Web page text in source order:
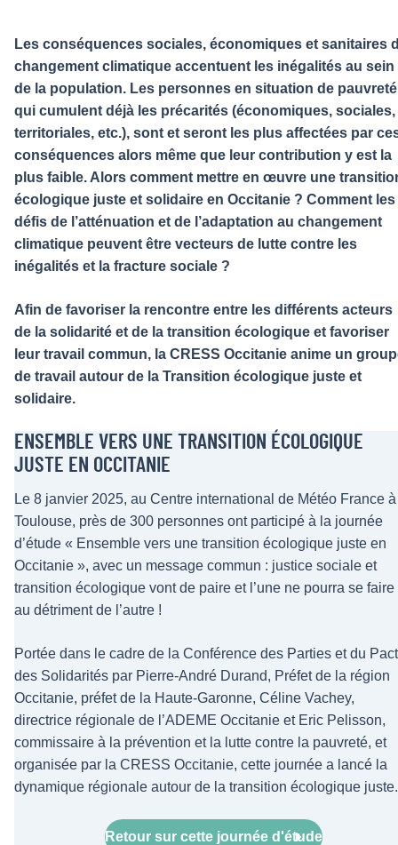
Les conséquences sociales, économiques et sanitaires
changement climatique accentuent les inégalités au sein
de la population. Les personnes en situation de
qui cumulent déjà les précarités (économiques, sociales,
territoriales, etc.), sont et seront les plus affectées par
conséquences alors même que leur contribution y est la
plus faible. Alors comment mettre en œuvre une
écologique juste et solidaire en Occitanie ? Comment les
défis de l’atténuation et de l’adaptation au changement
climatique peuvent être vecteurs de lutte contre les
inégalités et la fracture sociale ?
Afin de favoriser la rencontre entre les différents acteurs
de la solidarité et de la transition écologique et favoriser
leur travail commun, la CRESS Occitanie anime un
de travail autour de la Transition écologique juste et
solidaire.
ENSEMBLE VERS UNE TRANSITION ÉCOLOGIQUE
JUSTE EN OCCITANIE
Le 8 janvier 2025, au Centre international de Météo France à
Toulouse, près de 300 personnes ont participé à la journée
d’étude « Ensemble vers une transition écologique juste en
Occitanie », avec un message commun : justice sociale et
transition écologique vont de paire et l’une ne pourra se faire
au détriment de l’autre !
Portée dans le cadre de la Conférence des Parties et du
des Solidarités par Pierre-André Durand, Préfet de la région
Occitanie, préfet de la Haute-Garonne, Céline Vachey,
directrice régionale de l’ADEME Occitanie et Eric Pelisson,
commissaire à la prévention et la lutte contre la pauvreté, et
organisée par la CRESS Occitanie, cette journée a lancé la
dynamique régionale autour de la transition écologique juste.
Retour sur cette journée d'étude